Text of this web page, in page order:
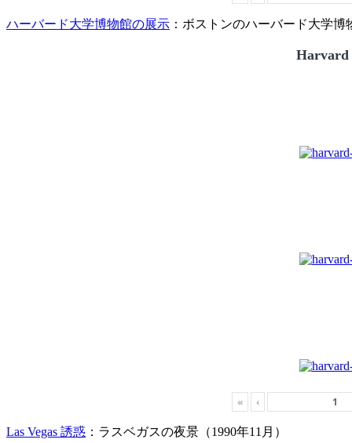
ハーバード大学博物館の展示 ：ボストンのハーバード大学博
Harvard
« ‹
Las Vegas 誘惑 ：ラスベガスの夜景（1990年11月）